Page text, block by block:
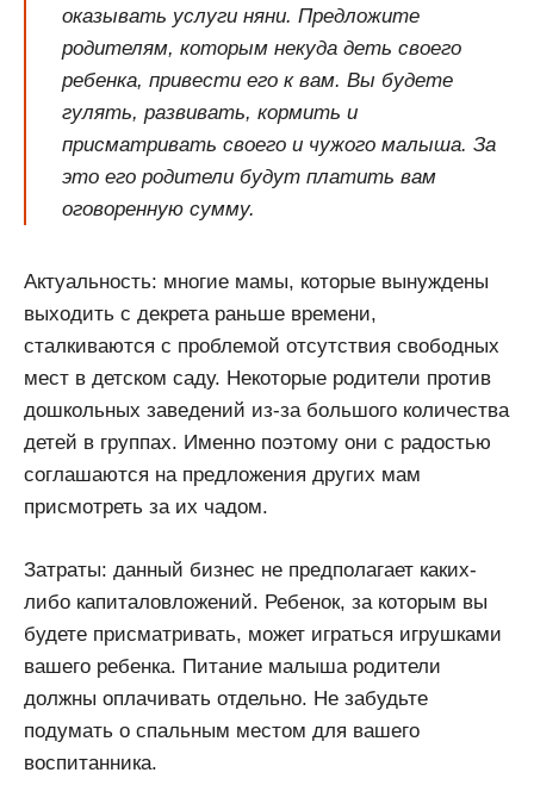
оказывать услуги няни. Предложите
родителям, которым некуда деть своего
ребенка, привести его к вам. Вы будете
гулять, развивать, кормить и
присматривать своего и чужого малыша. За
это его родители будут платить вам
оговоренную сумму.
Актуальность: многие мамы, которые вынуждены
выходить с декрета раньше времени,
сталкиваются с проблемой отсутствия свободных
мест в детском саду. Некоторые родители против
дошкольных заведений из-за большого количества
детей в группах. Именно поэтому они с радостью
соглашаются на предложения других мам
присмотреть за их чадом.
Затраты: данный бизнес не предполагает каких-
либо капиталовложений. Ребенок, за которым вы
будете присматривать, может играться игрушками
вашего ребенка. Питание малыша родители
должны оплачивать отдельно. Не забудьте
подумать о спальным местом для вашего
воспитанника.